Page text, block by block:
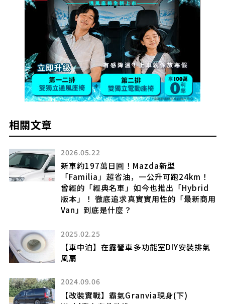
相關文章
2026.05.22
新車約197萬日圓！Mazda新型
「Familia」超省油，一公升可跑24km！
曾經的「經典名車」如今也推出「Hybrid
版本」！ 徹底追求真實實用性的「最新商用
Van」到底是什麼？
2025.02.25
【車中泊】在露營車多功能室DIY安裝排氣
風扇
2024.09.06
【改裝實戰】霸氣Granvia現身(下)